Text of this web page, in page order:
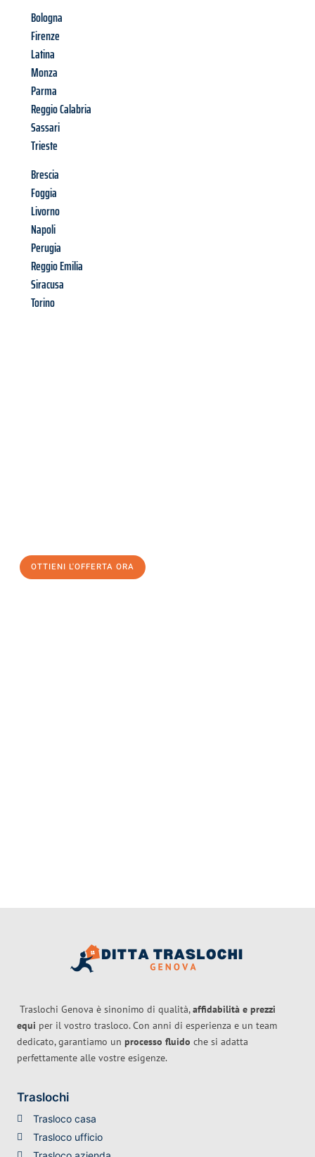
Bologna
Firenze
Latina
Monza
Parma
Reggio Calabria
Sassari
Trieste
Brescia
Foggia
Livorno
Napoli
Perugia
Reggio Emilia
Siracusa
Torino
OTTIENI L'OFFERTA ORA
Traslochi Genova è sinonimo di qualità,affidabilità e prezzi
equi per il vostro trasloco. Con anni di esperienza e un team
dedicato, garantiamo un processo fluido che si adatta
perfettamente alle vostre esigenze.
Traslochi
Trasloco casa
Trasloco ufficio